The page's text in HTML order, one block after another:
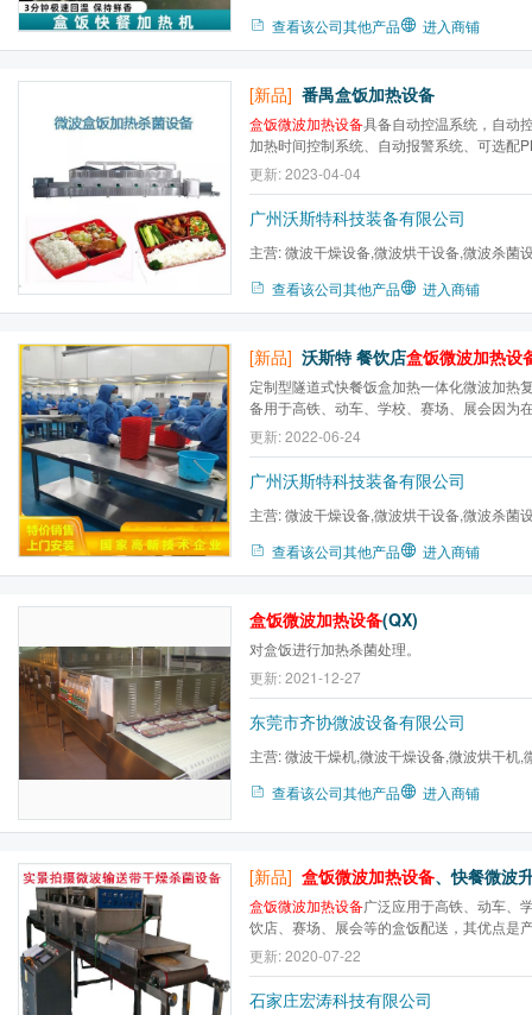
查看该公司其他产品 进入商铺
[新品] 番禺盒饭加热设备
盒饭微波加热设备具备自动控温系统，自动
加热时间控制系统、自动报警系统、可选配
监视系统等。快餐加热设备有两种加热方式
加热形式。立体柜形式可采用立体转盘、水
层）、整箱加热等；隧道加热形式是流水线
更新: 2023-04-04
广州沃斯特科技装备有限公司
主营:微波干燥设备,微波烘干设备,微波杀菌
查看该公司其他产品 进入商铺
[新品] 沃斯特 餐饮店盒饭微波加热设
定制型隧道式快餐饭盒加热一体化微波加热
备用于高铁、动车、学校、赛场、展会因为
有油烟盒饭加热设备广泛应用于高铁、动车
餐饮店、赛场、展会等的盒饭配送，其优点
速。2分钟左右即可达到温度要求。不破坏
更新: 2022-06-24
广州沃斯特科技装备有限公司
主营:微波干燥设备,微波烘干设备,微波杀菌
查看该公司其他产品 进入商铺
盒饭微波加热设备(QX)
对盒饭进行加热杀菌处理。
更新: 2021-12-27
东莞市齐协微波设备有限公司
主营:微波干燥机,微波干燥设备,微波烘干机,
查看该公司其他产品 进入商铺
[新品] 盒饭微波加热设备、快餐微波升温箱
盒饭微波加热设备广泛应用于高铁、动车、
饮店、赛场、展会等的盒饭配送，其优点是
2分钟左右即可达到温度要求。不破坏饭菜
色、不改变风味。同时，由于加热过程中，
效应共同的作用，对饭菜起到了杀菌作用，
更新: 2020-07-22
石家庄宏涛科技有限公司